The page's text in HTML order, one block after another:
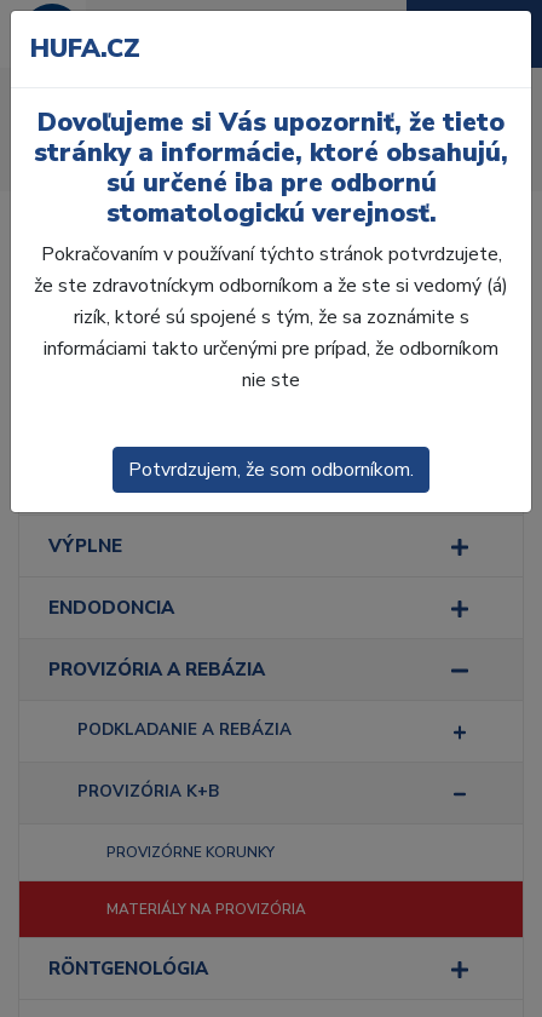
Úvod Ordinácia
Provizória a rebázia
Provizória K+B
Materiály na provizória
Laboratórium, Zub.
technika
ODLTAČKOVANIE
VÝPLNE
ENDODONCIA
PROVIZÓRIA A REBÁZIA
PODKLADANIE A REBÁZIA
PROVIZÓRIA K+B
PROVIZÓRNE KORUNKY
MATERIÁLY NA PROVIZÓRIA
RÖNTGENOLÓGIA
HUFA.CZ
Dovoľujeme si Vás upozorniť, že tieto
stránky a informácie, ktoré obsahujú,
sú určené iba pre odbornú
stomatologickú verejnosť.
Pokračovaním v používaní týchto stránok potvrdzujete,
že ste zdravotníckym odborníkom a že ste si vedomý (á)
rizík, ktoré sú spojené s tým, že sa zoznámite s
informáciami takto určenými pre prípad, že odborníkom
nie ste
Potvrdzujem, že som odborníkom.